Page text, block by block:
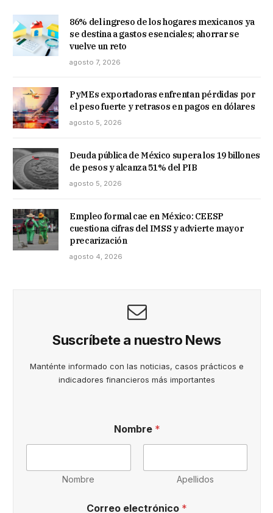
86% del ingreso de los hogares mexicanos ya
se destina a gastos esenciales; ahorrar se
vuelve un reto
agosto 7, 2026
PyMEs exportadoras enfrentan pérdidas por
el peso fuerte y retrasos en pagos en dólares
agosto 5, 2026
Deuda pública de México supera los 19 billones
de pesos y alcanza 51% del PIB
agosto 5, 2026
Empleo formal cae en México: CEESP
cuestiona cifras del IMSS y advierte mayor
precarización
agosto 4, 2026
Suscríbete a nuestro News
Manténte informado con las noticias, casos prácticos e
indicadores financieros más importantes
l
Nombre *
Nombre Apellidos
Correo electrónico *